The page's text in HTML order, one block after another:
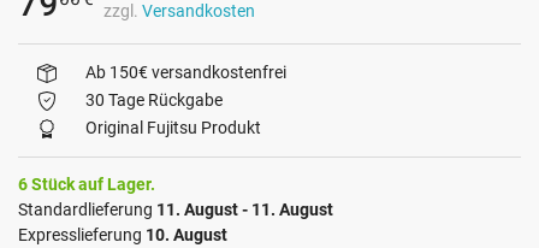
zzgl. Versandkosten
Ab 150€ versandkostenfrei
30 Tage Rückgabe
Original Fujitsu Produkt
6 Stück auf Lager.
Standardlieferung 11. August - 11. August
Expresslieferung 10. August